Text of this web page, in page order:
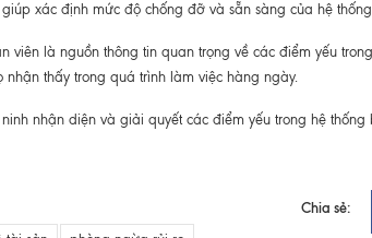
xác định mức độ chống đỡ và sẵn sàng của hệ
viên là nguồn thông tin quan trọng về các điểm yếu
thấy trong quá trình làm việc hàng ngày.
nhận diện và giải quyết các điểm yếu trong hệ
Chia sẻ: